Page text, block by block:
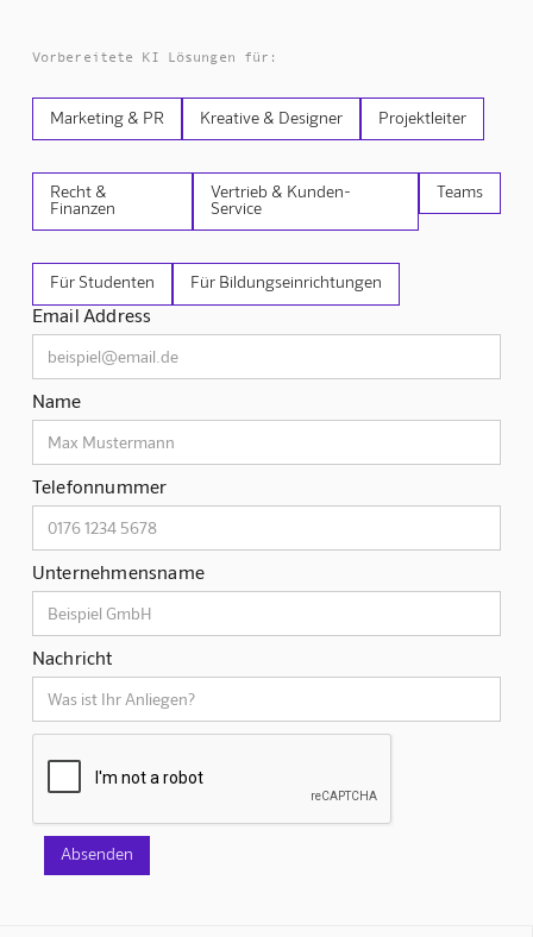
Vorbereitete KI Lösungen für:
Marketing & PR Kreative & Designer Projektleiter
Recht &
Finanzen
Vertrieb & Kunden-
Service
Teams
Für Studenten Für Bildungseinrichtungen
Email Address
Name
Telefonnummer
Unternehmensname
Nachricht